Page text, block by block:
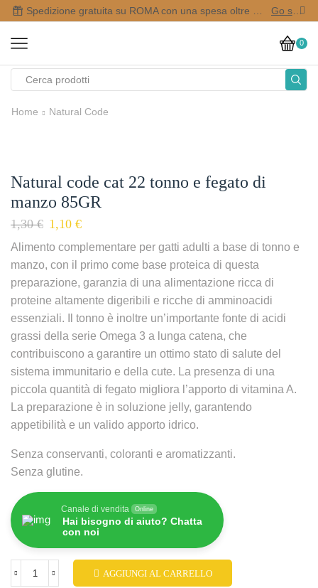
Go shop
0
Home Natural Code
Natural code cat 22 tonno e fegato di
manzo 85GR
1,30€ 1,10 €
Alimento complementare per gatti adulti a base di tonno e
manzo, con il primo come base proteica di questa
preparazione, garanzia di una alimentazione ricca di
proteine altamente digeribili e ricche di amminoacidi
essenziali. Il tonno è inoltre un’importante fonte di acidi
grassi della serie Omega 3 a lunga catena, che
contribuiscono a garantire un ottimo stato di salute del
sistema immunitario e della cute. La presenza di una
piccola quantità di fegato migliora l’apporto di vitamina A.
La preparazione è in soluzione jelly, garantendo
appetibilità e un valido apporto idrico.
Senza conservanti, coloranti e aromatizzanti.
Senza glutine.
Canale di vendita Online
Hai bisogno di aiuto? Chatta
con noi
AGGIUNGI AL CARRELLO